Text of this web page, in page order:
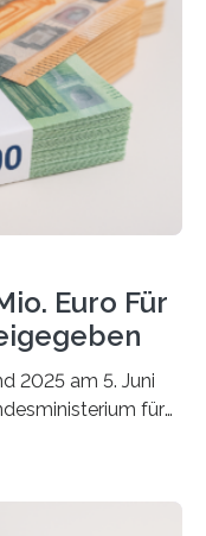
Euro Für
2025 am 5. Juni
für
in
– unter